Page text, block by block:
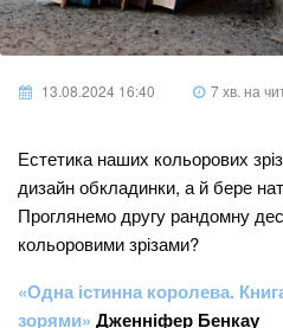
13.08.2024 16:40 7 хв. на
Естетика наших кольорових
дизайн обкладинки, а й бере
Проглянемо другу рандомну
кольоровими зрізами?
«Одна істинна королева.
зорями» Дженніфер Бенкау